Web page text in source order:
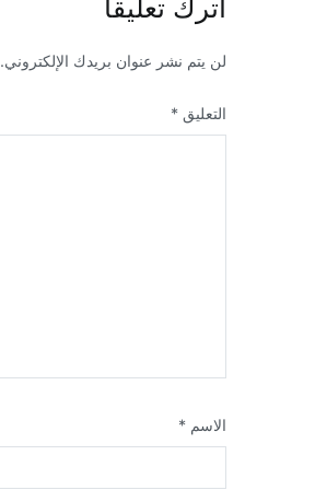
اترك تعليقاً
لن يتم نشر عنوان بريدك الإلكتروني.
التعليق *
الاسم *